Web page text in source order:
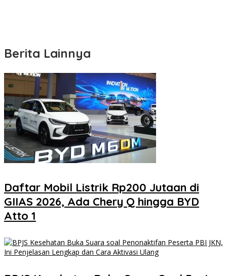
Berita Lainnya
Daftar Mobil Listrik Rp200 Jutaan di
GIIAS 2026, Ada Chery Q hingga BYD
Atto 1